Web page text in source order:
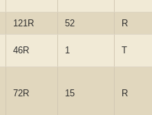
121R 52 R
46R 1 T
72R 15 R